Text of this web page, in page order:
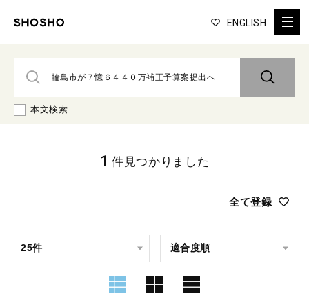
ENGLISH
本文検索
全て登録
1 件見つかりました